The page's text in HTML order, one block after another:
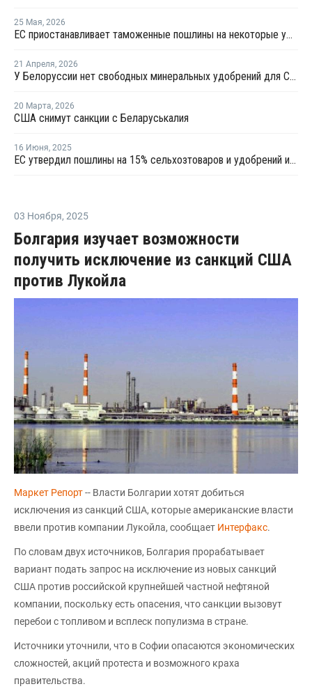
25 Мая, 2026
ЕС приостанавливает таможенные пошлины на некоторые удобрения, но не из РФ
21 Апреля, 2026
У Белоруссии нет свободных минеральных удобрений для США
20 Марта, 2026
США снимут санкции с Беларуськалия
16 Июня, 2025
ЕС утвердил пошлины на 15% сельхозтоваров и удобрений из РФ и Белоруссии
03 Ноября, 2025
Болгария изучает возможности
получить исключение из санкций США
против Лукойла
Маркет Репорт-- Власти Болгарии хотят добиться
исключения из санкций США, которые американские власти
ввели против компании Лукойла, сообщает Интерфакс.
По словам двух источников, Болгария прорабатывает
вариант подать запрос на исключение из новых санкций
США против российской крупнейшей частной нефтяной
компании, поскольку есть опасения, что санкции вызовут
перебои с топливом и всплеск популизма в стране.
Источники уточнили, что в Софии опасаются экономических
сложностей, акций протеста и возможного краха
правительства.